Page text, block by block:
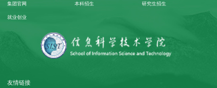
集团官网 本科招生 研究生招生
就业创业
友情链接